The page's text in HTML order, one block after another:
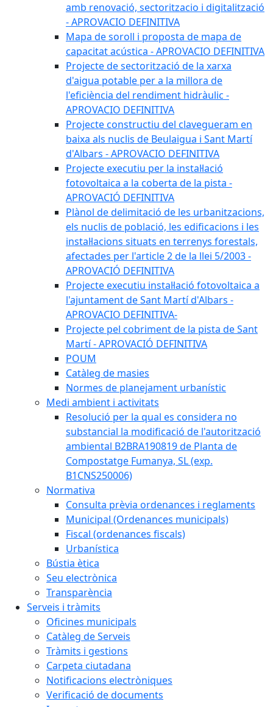
amb renovació, sectoritzacio i digitalització
- APROVACIO DEFINITIVA
Mapa de soroll i proposta de mapa de
capacitat acústica - APROVACIO DEFINITIVA
Projecte de sectorització de la xarxa
d'aigua potable per a la millora de
l'eficiència del rendiment hidràulic -
APROVACIO DEFINITIVA
Projecte constructiu del clavegueram en
baixa als nuclis de Beulaigua i Sant Martí
d'Albars - APROVACIO DEFINITIVA
Projecte executiu per la instal·lació
fotovoltaica a la coberta de la pista -
APROVACIÓ DEFINITIVA
Plànol de delimitació de les urbanitzacions,
els nuclis de població, les edificacions i les
instal·lacions situats en terrenys forestals,
afectades per l'article 2 de la llei 5/2003 -
APROVACIÓ DEFINITIVA
Projecte executiu instal·lació fotovoltaica a
l'ajuntament de Sant Martí d'Albars -
APROVACIO DEFINITIVA-
Projecte pel cobriment de la pista de Sant
Martí - APROVACIÓ DEFINITIVA
POUM
Catàleg de masies
Normes de planejament urbanístic
Medi ambient i activitats
Resolució per la qual es considera no
substancial la modificació de l'autorització
ambiental B2BRA190819 de Planta de
Compostatge Fumanya, SL (exp.
B1CNS250006)
Normativa
Consulta prèvia ordenances i reglaments
Municipal (Ordenances municipals)
Fiscal (ordenances fiscals)
Urbanística
Bústia ètica
Seu electrònica
Transparència
Serveis i tràmits
Oficines municipals
Catàleg de Serveis
Tràmits i gestions
Carpeta ciutadana
Notificacions electròniques
Verificació de documents